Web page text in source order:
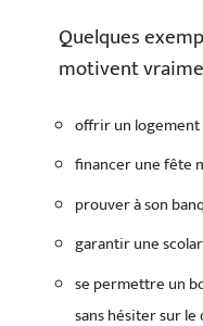
Quelques
motivent
offrir un logement
financer une fête
prouver à son
garantir une
se permettre un
sans hésiter sur le